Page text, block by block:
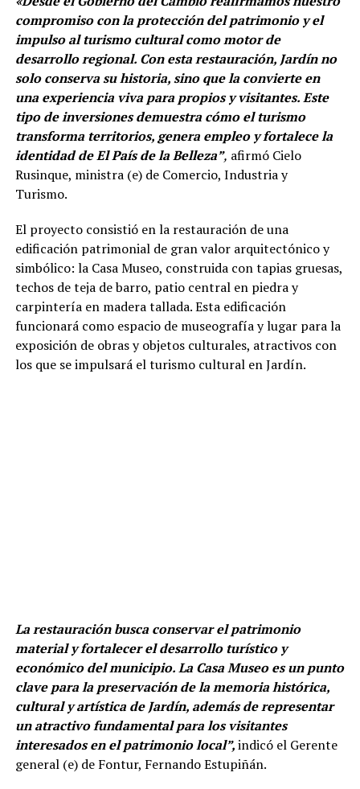
compromiso con la protección del patrimonio y el
impulso al turismo cultural como motor de
desarrollo regional. Con esta restauración, Jardín no
solo conserva su historia, sino que la convierte en
una experiencia viva para propios y visitantes. Este
tipo de inversiones demuestra cómo el turismo
transforma territorios, genera empleo y fortalece la
identidad de El País de la Belleza”, afirmó Cielo
Rusinque, ministra (e) de Comercio, Industria y
Turismo.
El proyecto consistió en la restauración de una
edificación patrimonial de gran valor arquitectónico y
simbólico: la Casa Museo, construida con tapias gruesas,
techos de teja de barro, patio central en piedra y
carpintería en madera tallada. Esta edificación
funcionará como espacio de museografía y lugar para la
exposición de obras y objetos culturales, atractivos con
los que se impulsará el turismo cultural en Jardín.
La restauración busca conservar el patrimonio
material y fortalecer el desarrollo turístico y
económico del municipio. La Casa Museo es un punto
clave para la preservación de la memoria histórica,
cultural y artística de Jardín, además de representar
un atractivo fundamental para los visitantes
interesados en el patrimonio local”,indicó el Gerente
general (e) de Fontur, Fernando Estupiñán.